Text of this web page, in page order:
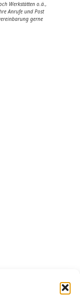
Werkstätten o.ä.,
Anrufe und Post
gerne